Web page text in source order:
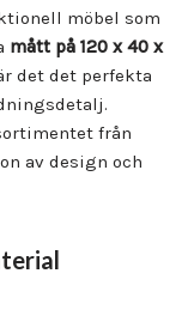
möbel som
mått på 120 x 40 x
det det perfekta
från
av design och